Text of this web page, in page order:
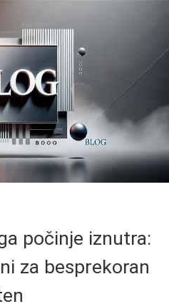
počinje iznutra:
za besprekoran